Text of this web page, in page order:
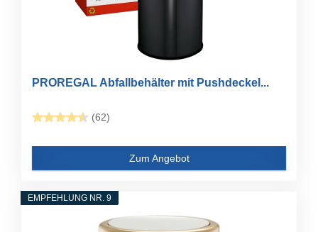
PROREGAL Abfallbehälter mit Pushdeckel...
(62)
Zum Angebot
EMPFEHLUNG NR. 9